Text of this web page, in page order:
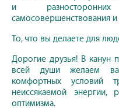
и
самосовершенствования
То, что вы делаете для
Дорогие друзья! В канун
всей души желаем
комфортных условий
неиссякаемой
оптимизма.